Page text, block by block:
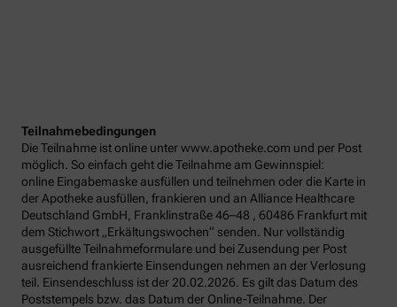
Teilnahmebedingungen
Die Teilnahme ist online unter www.apotheke.com und per Post
möglich. So einfach geht die Teilnahme am Gewinnspiel:
online Eingabemaske ausfüllen und teilnehmen oder die Karte in
der Apotheke ausfüllen, frankieren und an Alliance Healthcare
Deutschland GmbH, Franklinstraße 46–48 , 60486 Frankfurt mit
dem Stichwort „Erkältungswochen“ senden. Nur vollständig
ausgefüllte Teilnahmeformulare und bei Zusendung per Post
ausreichend frankierte Einsendungen nehmen an der Verlosung
teil. Einsendeschluss ist der 20.02.2026. Es gilt das Datum des
Poststempels bzw. das Datum der Online-Teilnahme. Der